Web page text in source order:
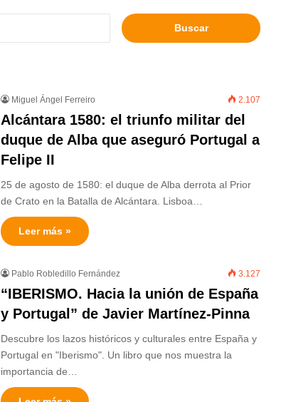
Buscar:
Miguel Ángel Ferreiro 2.107
Alcántara 1580: el triunfo militar del
duque de Alba que aseguró Portugal a
Felipe II
25 de agosto de 1580: el duque de Alba derrota al Prior
de Crato en la Batalla de Alcántara. Lisboa…
Leer más »
Pablo Robledillo Fernández 3.127
“IBERISMO. Hacia la unión de España
y Portugal” de Javier Martínez-Pinna
Descubre los lazos históricos y culturales entre España y
Portugal en "Iberismo". Un libro que nos muestra la
importancia de…